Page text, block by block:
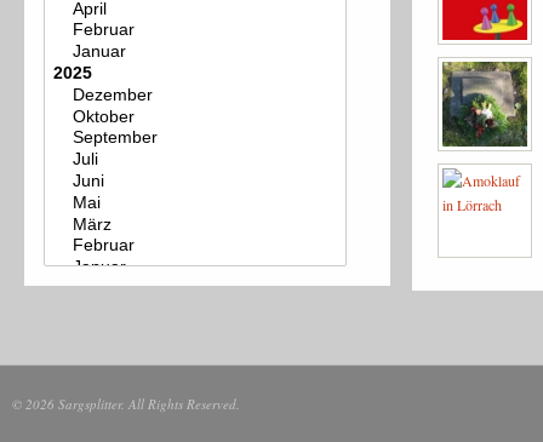
© 2026 Sargsplitter. All Rights Reserved.